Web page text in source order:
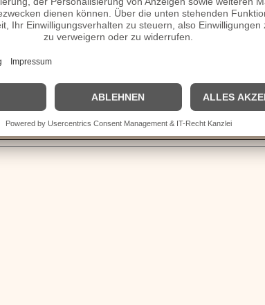
Herkunft etc.
/ X / Instagram Seite
| © 2013–2023 was-war-wann.de. Alle Rechte vorbehalten. |
| Kurzbio | Vita | Herkunft |